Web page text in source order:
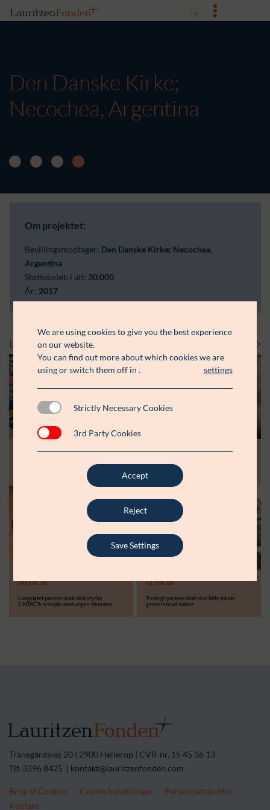
Den Danske Kirke;
Necochea, Argentina
Om projektet:
Bevillingsmodtager: Den Danske Kirke; Necochea,
Argentina
Støttebeløb i alt: 30.000
År: 2017
Uddelinger
10.07.26
Råt&Godts Venner skal styrke fællesskab
Modtager:
Støttebeløb i alt:
30.06.26
Aspiranterne får arbejdsro til at styrke
unge fællesskaber
Støttebeløb i alt:
30.06.26
Langsigtet partnerskab skal styrke
C:NTACTs arbejde med unges stemmer
14.04.26
Treårigt partnerskab skal løfte lokale
gennembrud videre
Støttebeløb i alt:
Tranegårdsvej 20 | 2900 Hellerup | CVR-nr. 15 45 36 13
Tlf. 3396 8425 | kontakt@lauritzenfonden.com
Brug af Cookies Cookie Indstillinger
Persondatapolitik
Kontakt
We are using cookies to give you the best experience
on our website.
You can find out more about which cookies we are
using or switch them off in
settings
.
Strictly Necessary Cookies
3rd Party Cookies
Accept
Reject
Save Settings